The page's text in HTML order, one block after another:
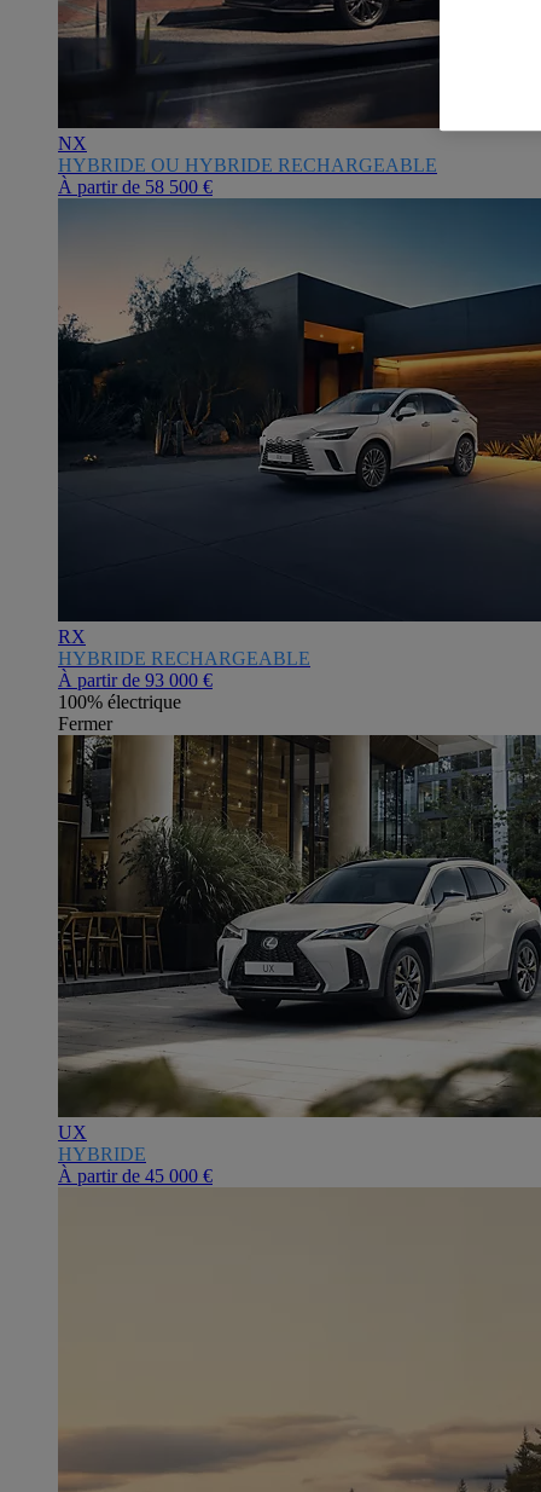
NX
HYBRIDE OU HYBRIDE RECHARGEABLE
À partir de 58 500 €
RX
HYBRIDE RECHARGEABLE
À partir de 93 000 €
100% électrique
Fermer
UX
HYBRIDE
À partir de 45 000 €